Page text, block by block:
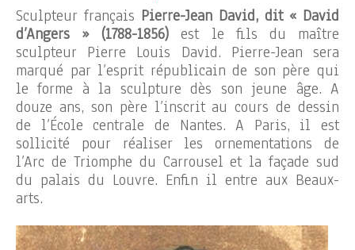
Sculpteur français Pierre-Jean David, dit « David
d’Angers » (1788-1856) est le fils du maître
sculpteur Pierre Louis David. Pierre-Jean sera
marqué par l’esprit républicain de son père qui
le forme à la sculpture dès son jeune âge. A
douze ans, son père l’inscrit au cours de dessin
de l’École centrale de Nantes. A Paris, il est
sollicité pour réaliser les ornementations de
l’Arc de Triomphe du Carrousel et la façade sud
du palais du Louvre. Enfin il entre aux Beaux-
arts.